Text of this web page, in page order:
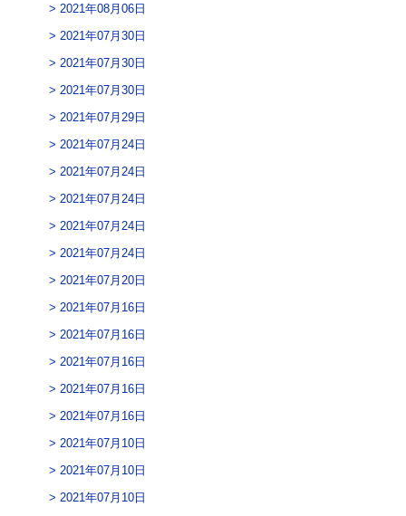
2021年08月06日
2021年07月30日
2021年07月30日
2021年07月30日
2021年07月29日
2021年07月24日
2021年07月24日
2021年07月24日
2021年07月24日
2021年07月24日
2021年07月20日
2021年07月16日
2021年07月16日
2021年07月16日
2021年07月16日
2021年07月16日
2021年07月10日
2021年07月10日
2021年07月10日